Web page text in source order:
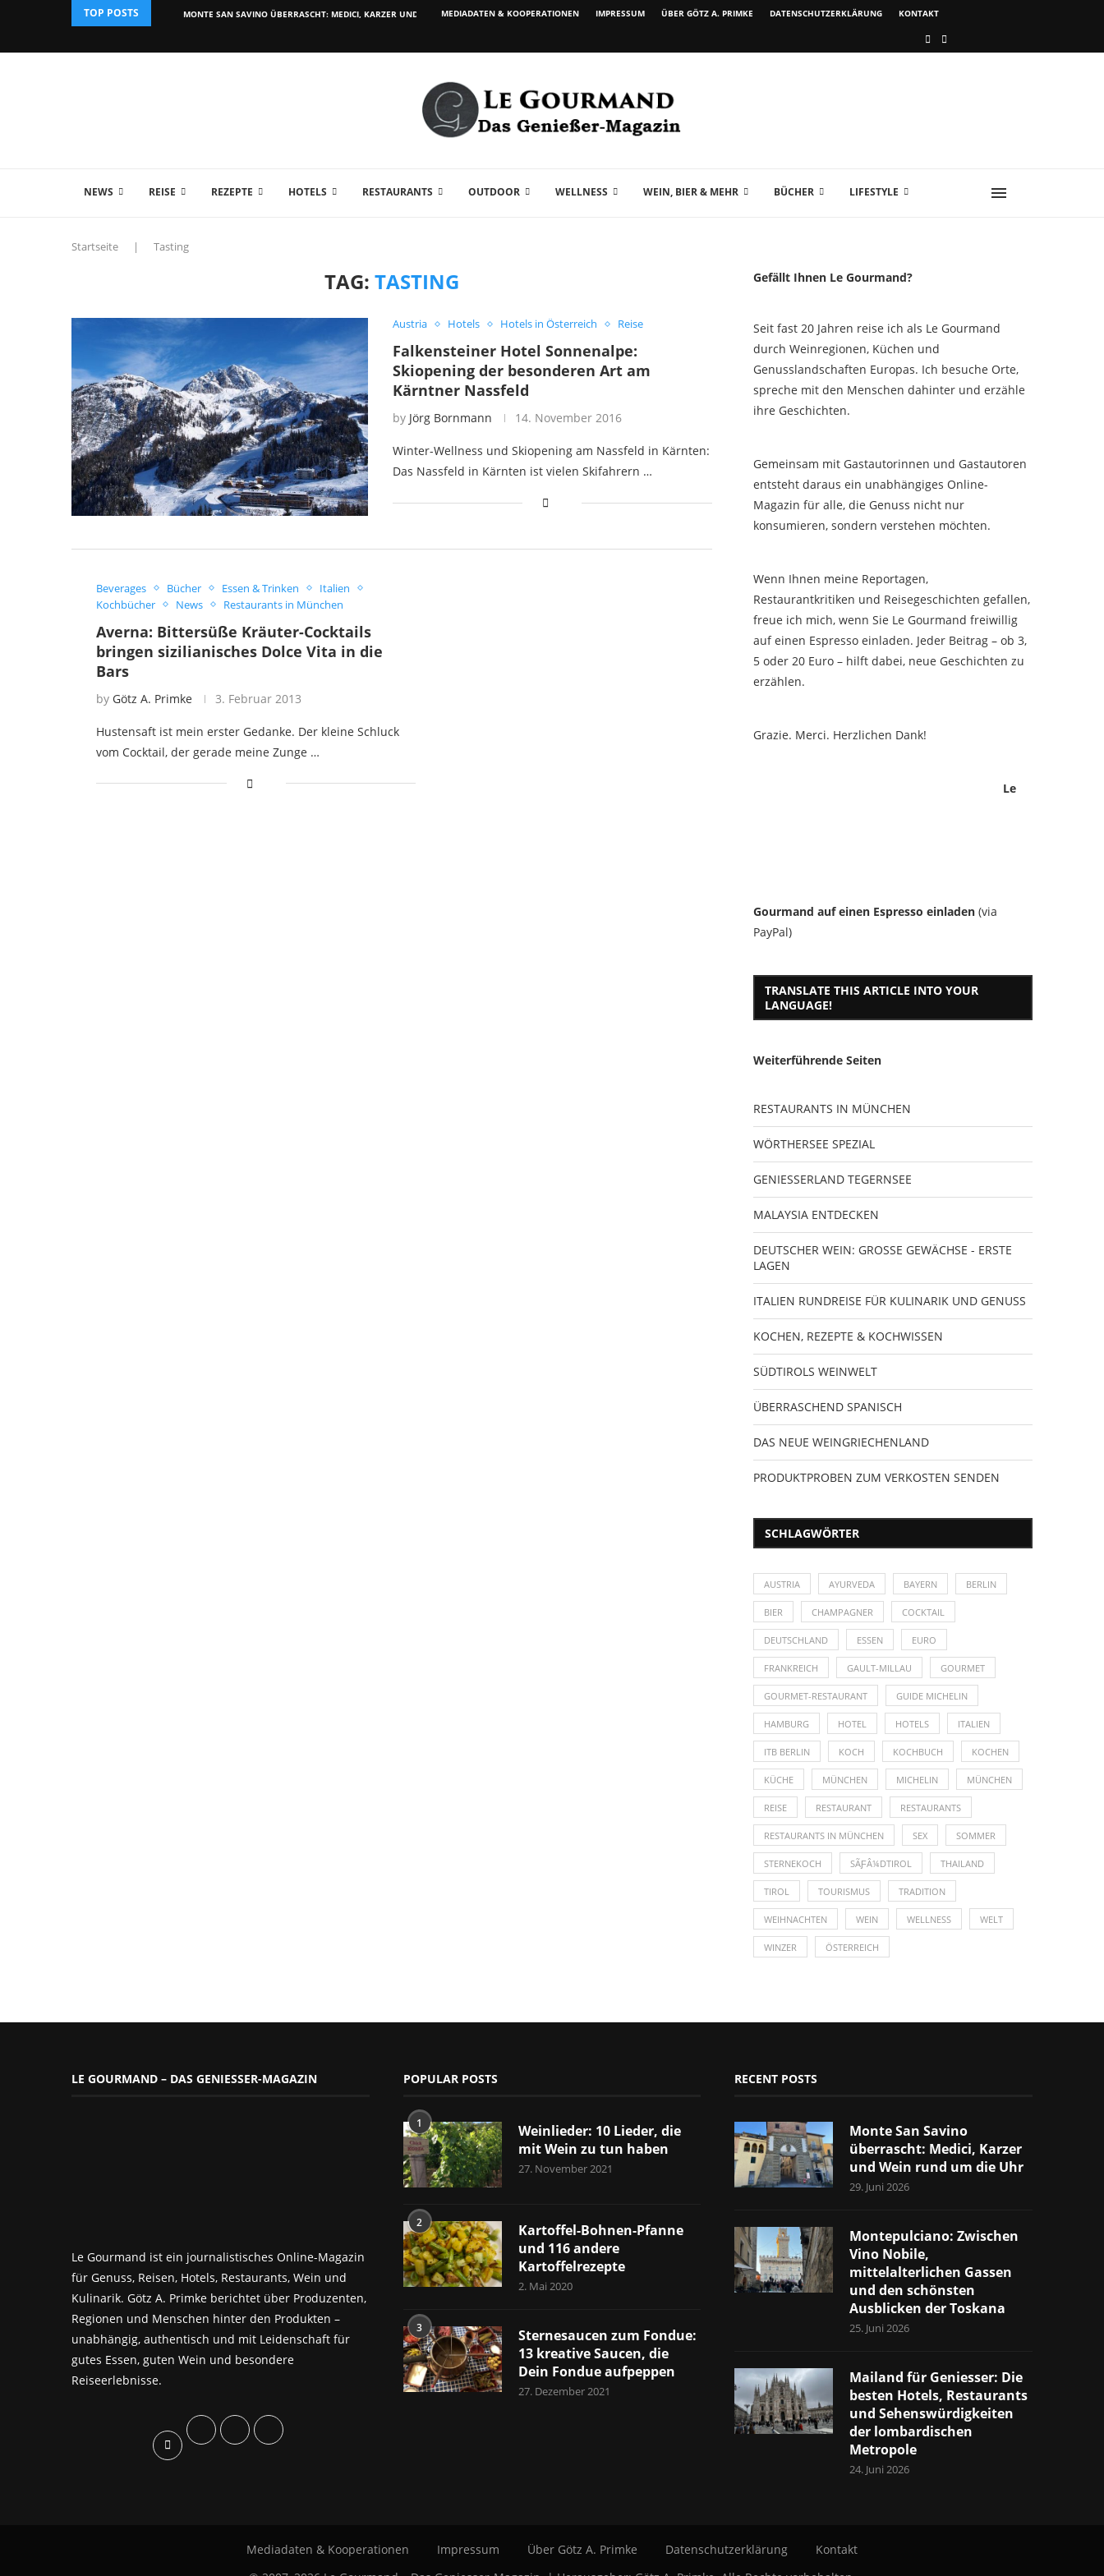
TOP POSTS MONTE SAN SAVINO ÜBERRASCHT: MEDICI, KARZER UND WEIN...MEDIADATEN & KOOPERATIONEN IMPRESSUM ÜBER GÖTZ A. PRIMKE DATENSCHUTZERKLÄRUNG KONTAKT
NEWS REISE REZEPTE HOTELS RESTAURANTS OUTDOOR WELLNESS WEIN, BIER & MEHR BÜCHER LIFESTYLE
Startseite | Tasting
TAG: TASTING
Austria Hotels Hotels in Österreich Reise
Falkensteiner Hotel Sonnenalpe:
Skiopening der besonderen Art am
Kärntner Nassfeld
by Jörg Bornmann 14. November 2016
Winter-Wellness und Skiopening am Nassfeld in Kärnten:
Das Nassfeld in Kärnten ist vielen Skifahrern …
Beverages Bücher Essen & Trinken
Italien
Kochbücher
News Restaurants in München
Averna: Bittersüße Kräuter-Cocktails
bringen sizilianisches Dolce Vita in die
Bars
by Götz A. Primke 3. Februar 2013
Hustensaft ist mein erster Gedanke. Der kleine Schluck
vom Cocktail, der gerade meine Zunge …
Gefällt Ihnen Le Gourmand?
Seit fast 20 Jahren reise ich als Le Gourmand
durch Weinregionen, Küchen und
Genusslandschaften Europas. Ich besuche Orte,
spreche mit den Menschen dahinter und erzähle
ihre Geschichten.
Gemeinsam mit Gastautorinnen und Gastautoren
entsteht daraus ein unabhängiges Online-
Magazin für alle, die Genuss nicht nur
konsumieren, sondern verstehen möchten.
Wenn Ihnen meine Reportagen,
Restaurantkritiken und Reisegeschichten gefallen,
freue ich mich, wenn Sie Le Gourmand freiwillig
auf einen Espresso einladen. Jeder Beitrag – ob 3,
5 oder 20 Euro – hilft dabei, neue Geschichten zu
erzählen.
Grazie. Merci. Herzlichen Dank!
Le
Gourmand auf einen Espresso einladen (via
PayPal)
TRANSLATE THIS ARTICLE INTO YOUR
LANGUAGE!
Weiterführende Seiten
RESTAURANTS IN MÜNCHEN
WÖRTHERSEE SPEZIAL
GENIESSERLAND TEGERNSEE
MALAYSIA ENTDECKEN
DEUTSCHER WEIN: GROSSE GEWÄCHSE - ERSTE
LAGEN
ITALIEN RUNDREISE FÜR KULINARIK UND GENUSS
KOCHEN, REZEPTE & KOCHWISSEN
SÜDTIROLS WEINWELT
ÜBERRASCHEND SPANISCH
DAS NEUE WEINGRIECHENLAND
PRODUKTPROBEN ZUM VERKOSTEN SENDEN
SCHLAGWÖRTER
AUSTRIA AYURVEDA BAYERN BERLIN
BIER CHAMPAGNER COCKTAIL
DEUTSCHLAND ESSEN EURO
FRANKREICH GAULT-MILLAU GOURMET
GOURMET-RESTAURANT GUIDE MICHELIN
HAMBURG HOTEL HOTELS ITALIEN
ITB BERLIN KOCH KOCHBUCH KOCHEN
KÜCHE MÜNCHEN MICHELIN MÜNCHEN
REISE RESTAURANT RESTAURANTS
RESTAURANTS IN MÜNCHEN SEX SOMMER
STERNEKOCH SÃƑÂ¼DTIROL THAILAND
TIROL TOURISMUS TRADITION
WEIHNACHTEN WEIN WELLNESS WELT
WINZER ÖSTERREICH
LE GOURMAND – DAS GENIESSER-MAGAZIN
Le Gourmand ist ein journalistisches Online-Magazin
für Genuss, Reisen, Hotels, Restaurants, Wein und
Kulinarik. Götz A. Primke berichtet über Produzenten,
Regionen und Menschen hinter den Produkten –
unabhängig, authentisch und mit Leidenschaft für
gutes Essen, guten Wein und besondere
Reiseerlebnisse.
POPULAR POSTS
1
Weinlieder: 10 Lieder, die
mit Wein zu tun haben
27. November 2021
2
Kartoffel-Bohnen-Pfanne
und 116 andere
Kartoffelrezepte
2. Mai 2020
3
Sternesaucen zum Fondue:
13 kreative Saucen, die
Dein Fondue aufpeppen
27. Dezember 2021
RECENT POSTS
Monte San Savino
überrascht: Medici, Karzer
und Wein rund um die Uhr
29. Juni 2026
Montepulciano: Zwischen
Vino Nobile,
mittelalterlichen Gassen
und den schönsten
Ausblicken der Toskana
25. Juni 2026
Mailand für Geniesser: Die
besten Hotels, Restaurants
und Sehenswürdigkeiten
der lombardischen
Metropole
24. Juni 2026
Mediadaten & Kooperationen Impressum Über Götz A. Primke Datenschutzerklärung
Kontakt